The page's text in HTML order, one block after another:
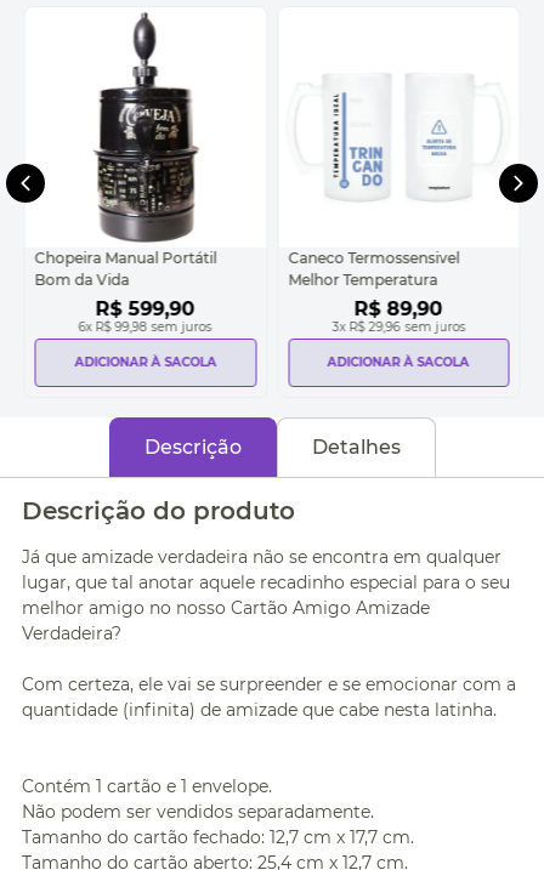
Chopeira Manual Portátil
Bom da Vida
R$ 599,90
6x R$ 99,98 sem juros
ADICIONAR À SACOLA
Caneco Termossensivel
Melhor Temperatura
R$ 89,90
3x R$ 29,96 sem juros
ADICIONAR À SACOLA
Descrição Detalhes
Descrição do produto
Já que amizade verdadeira não se encontra em qualquer
lugar, que tal anotar aquele recadinho especial para o seu
melhor amigo no nosso Cartão Amigo Amizade
Verdadeira?
Com certeza, ele vai se surpreender e se emocionar com a
quantidade (infinita) de amizade que cabe nesta latinha.
Contém 1 cartão e 1 envelope.
Não podem ser vendidos separadamente.
Tamanho do cartão fechado: 12,7 cm x 17,7 cm.
Tamanho do cartão aberto: 25,4 cm x 12,7 cm.